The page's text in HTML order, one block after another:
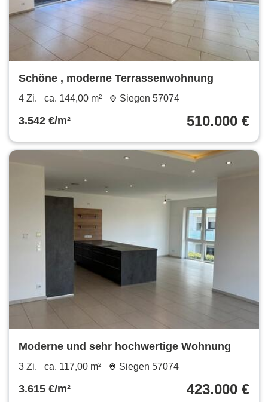
Schöne , moderne Terrassenwohnung
4 Zi. ca. 144,00 m² Siegen 57074
3.542 €/m² 510.000 €
Moderne und sehr hochwertige Wohnung
3 Zi. ca. 117,00 m² Siegen 57074
3.615 €/m² 423.000 €